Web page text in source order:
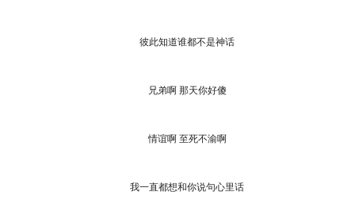
彼此知道谁都不是神话
兄弟啊 那天你好傻
情谊啊 至死不渝啊
我一直都想和你说句心里话